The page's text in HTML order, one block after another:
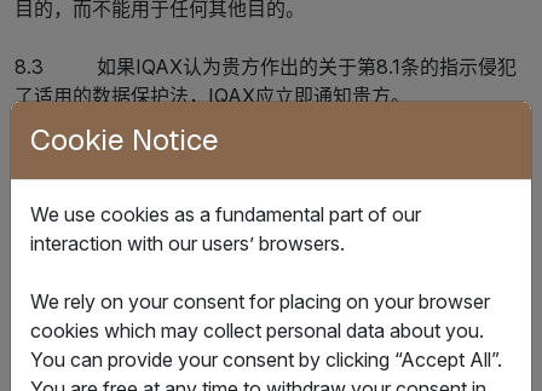
目的，而不能用于任何其他目的。
8.3 如果IQAX认为贵方作出的关于第8.1条的指示侵犯
了适用的数据保护法，IQAX应立即通知贵方。
8.4 应要求，贵方应立即偿还IQAX因第8.1至8.3条项下
的任何信息或任何审查或检查要求而产生的任何和所有合理
费用。对于贵方（或贵方人员或审查员）违反第8.2条规定的
情况，第4.2条规定的赔偿适用。
9.返还或删除发布的个人数据
9.1 协议终止后120天内，IQAX应（贵方可酌情决定）
将发布的个人数据返还给贵方或删除发布的个人数据，除非
Cookie Notice
We use cookies as a fundamental part of our
interaction with our users’ browsers.
We rely on your consent for placing on your browser
cookies which may collect personal data about you.
You can provide your consent by clicking “Accept All”.